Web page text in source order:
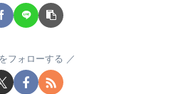
フォローする